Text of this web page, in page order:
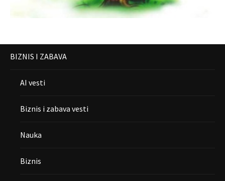
BIZNIS I ZABAVA
AI vesti
Biznis i zabava vesti
Nauka
Biznis